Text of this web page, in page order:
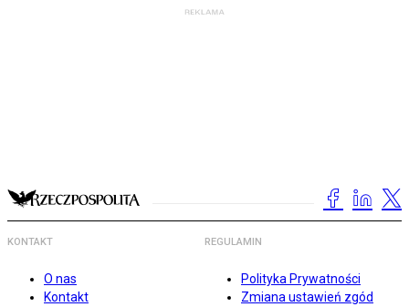
KONTAKT
O nas
Kontakt
REGULAMIN
Polityka Prywatności
Zmiana ustawień zgód